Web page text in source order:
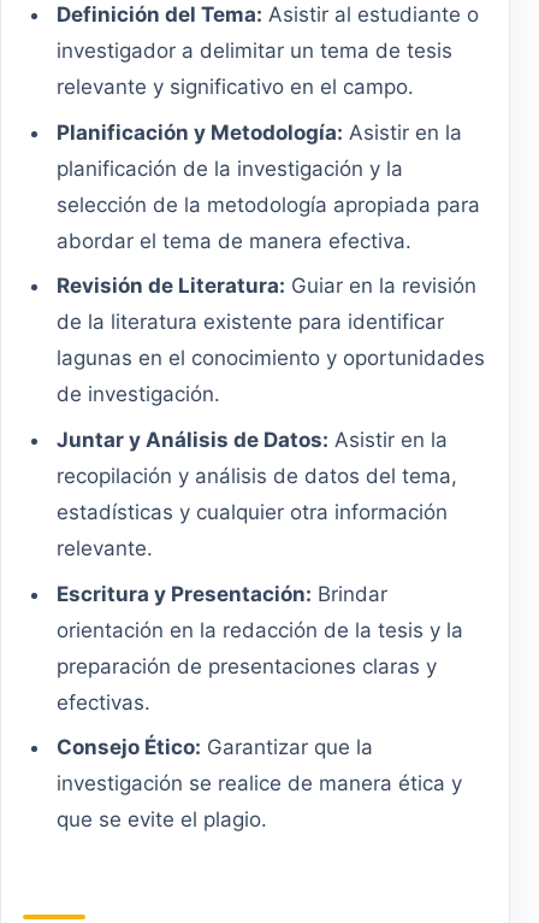
Definición del Tema: Asistir al estudiante o
investigador a delimitar un tema de tesis
relevante y significativo en el campo.
Planificación y Metodología: Asistir en la
planificación de la investigación y la
selección de la metodología apropiada para
abordar el tema de manera efectiva.
Revisión de Literatura: Guiar en la revisión
de la literatura existente para identificar
lagunas en el conocimiento y oportunidades
de investigación.
Juntar y Análisis de Datos: Asistir en la
recopilación y análisis de datos del tema,
estadísticas y cualquier otra información
relevante.
Escritura y Presentación: Brindar
orientación en la redacción de la tesis y la
preparación de presentaciones claras y
efectivas.
Consejo Ético: Garantizar que la
investigación se realice de manera ética y
que se evite el plagio.